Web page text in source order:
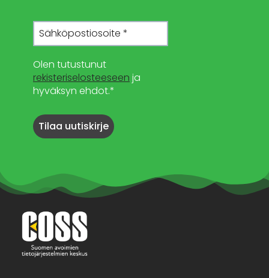
Olen tutustunut
rekisteriselosteeseen ja
hyväksyn ehdot.*